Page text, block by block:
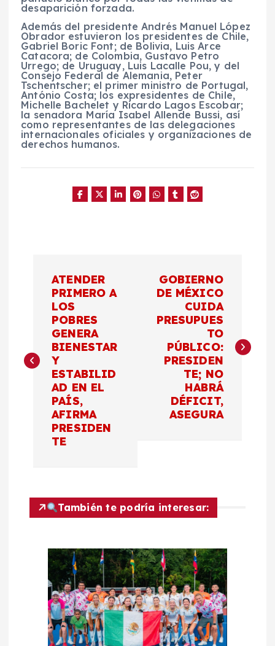
desaparición forzada.
Además del presidente Andrés Manuel López
Obrador estuvieron los presidentes de Chile,
Gabriel Boric Font; de Bolivia, Luis Arce
Catacora; de Colombia, Gustavo Petro
Urrego; de Uruguay, Luis Lacalle Pou, y del
Consejo Federal de Alemania, Peter
Tschentscher; el primer ministro de Portugal,
António Costa; los expresidentes de Chile,
Michelle Bachelet y Ricardo Lagos Escobar;
la senadora María Isabel Allende Bussi, así
como representantes de las delegaciones
internacionales oficiales y organizaciones de
derechos humanos.
e
ATENDER
PRIMERO A
LOS
POBRES
GENERA
BIENESTAR
Y
ESTABILID
AD EN EL
PAÍS,
AFIRMA
PRESIDEN
TE
GOBIERNO
DE MÉXICO
CUIDA
PRESUPUES
TO
PÚBLICO:
PRESIDEN
TE; NO
HABRÁ
DÉFICIT,
ASEGURA
También te podría interesar: